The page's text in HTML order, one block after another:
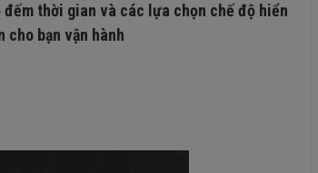
thời gian và các lựa chọn chế độ hiển
bạn vận hành